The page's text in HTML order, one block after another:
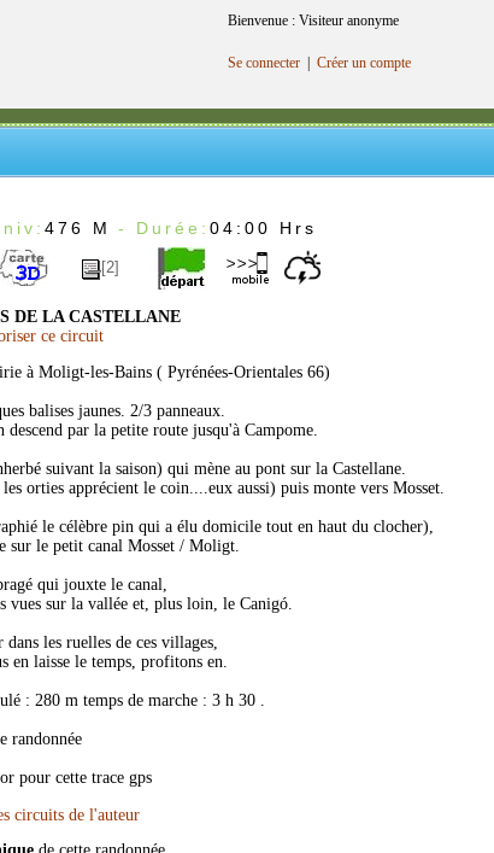
Bienvenue : Visiteur anonyme
Se connecter Créer un compte
476 M- Durée: 04:00 Hrs
[2]
DE LA CASTELLANE
ce circuit
à Moligt-les-Bains ( Pyrénées-Orientales 66)
balises jaunes. 2/3 panneaux.
par la petite route jusqu'à Campome.
suivant la saison) qui mène au pont sur la Castellane.
orties apprécient le coin....eux aussi) puis monte vers Mosset.
le célèbre pin qui a élu domicile tout en haut du clocher),
sur le petit canal Mosset / Moligt.
qui jouxte le canal,
vues sur la vallée et, plus loin, le Canigó.
dans les ruelles de ces villages,
en laisse le temps, profitons en.
: 280 m temps de marche : 3 h 30 .
randonnée
pour cette trace gps